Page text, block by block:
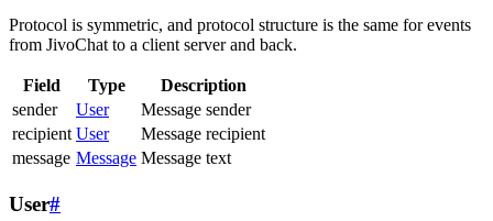
Protocol is symmetric, and protocol structure is the same for events
from JivoChat to a client server and back.
Field Type
Description
sender
User
Message sender
recipient User
Message recipient
message Message Message text
User#